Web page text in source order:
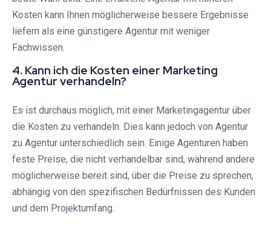
Kosten kann Ihnen möglicherweise bessere Ergebnisse
liefern als eine günstigere Agentur mit weniger
Fachwissen.
4. Kann ich die Kosten einer Marketing
Agentur verhandeln?
Es ist durchaus möglich, mit einer Marketingagentur über
die Kosten zu verhandeln. Dies kann jedoch von Agentur
zu Agentur unterschiedlich sein. Einige Agenturen haben
feste Preise, die nicht verhandelbar sind, während andere
möglicherweise bereit sind, über die Preise zu sprechen,
abhängig von den spezifischen Bedürfnissen des Kunden
und dem Projektumfang.